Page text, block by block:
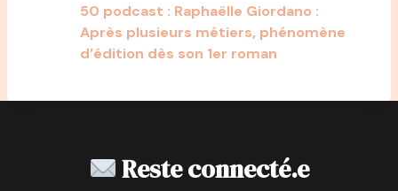
50 podcast : Raphaëlle Giordano :
Après plusieurs métiers, phénomène
d’édition dès son 1er roman
Reste connecté.e